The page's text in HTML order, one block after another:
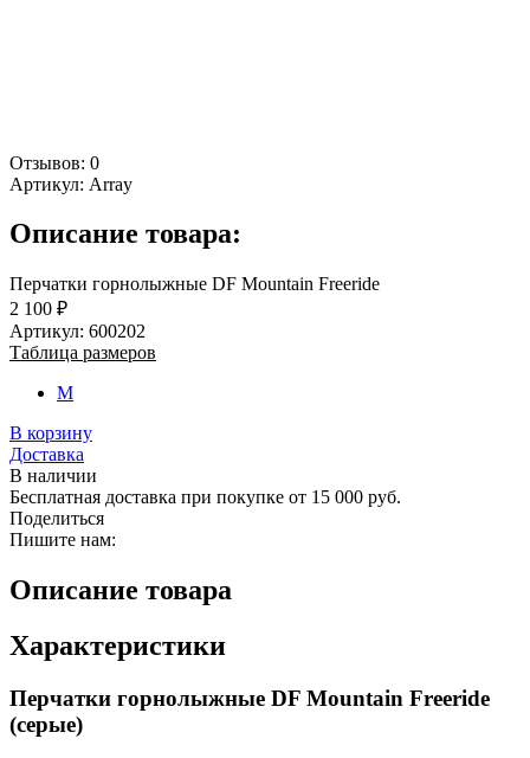
Отзывов: 0
Артикул: Array
Описание товара:
Перчатки горнолыжные DF Mountain Freeride
2 100 ₽
Артикул: 600202
Таблица размеров
M
В корзину
Доставка
В наличии
Бесплатная доставка при покупке от 15 000 руб.
Поделиться
Пишите нам:
Описание товара
Характеристики
Перчатки горнолыжные DF Mountain Freeride
(серые)